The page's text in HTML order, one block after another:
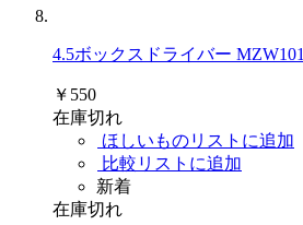
4.5ボックスドライバー MZW101
￥550
在庫切れ
ほしいものリストに追加
比較リストに追加
新着
在庫切れ